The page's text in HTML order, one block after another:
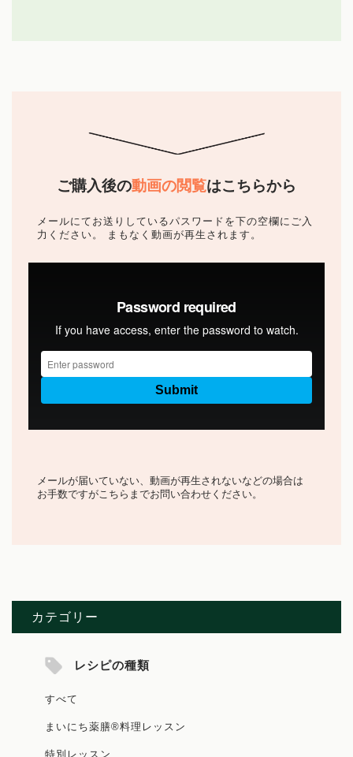
お料理レッスン
旅する薬膳
ご購入後の動画の閲覧はこちらから
メールにてお送りしているパスワードを下の空欄にご入
力ください。
まもなく動画が再生されます。
メールが届いていない、動画が再生されないなどの場合は
お手数ですがこちらまでお問い合わせください。
カテゴリー
レシピの種類
すべて
まいにち薬膳®料理レッスン
特別レッスン